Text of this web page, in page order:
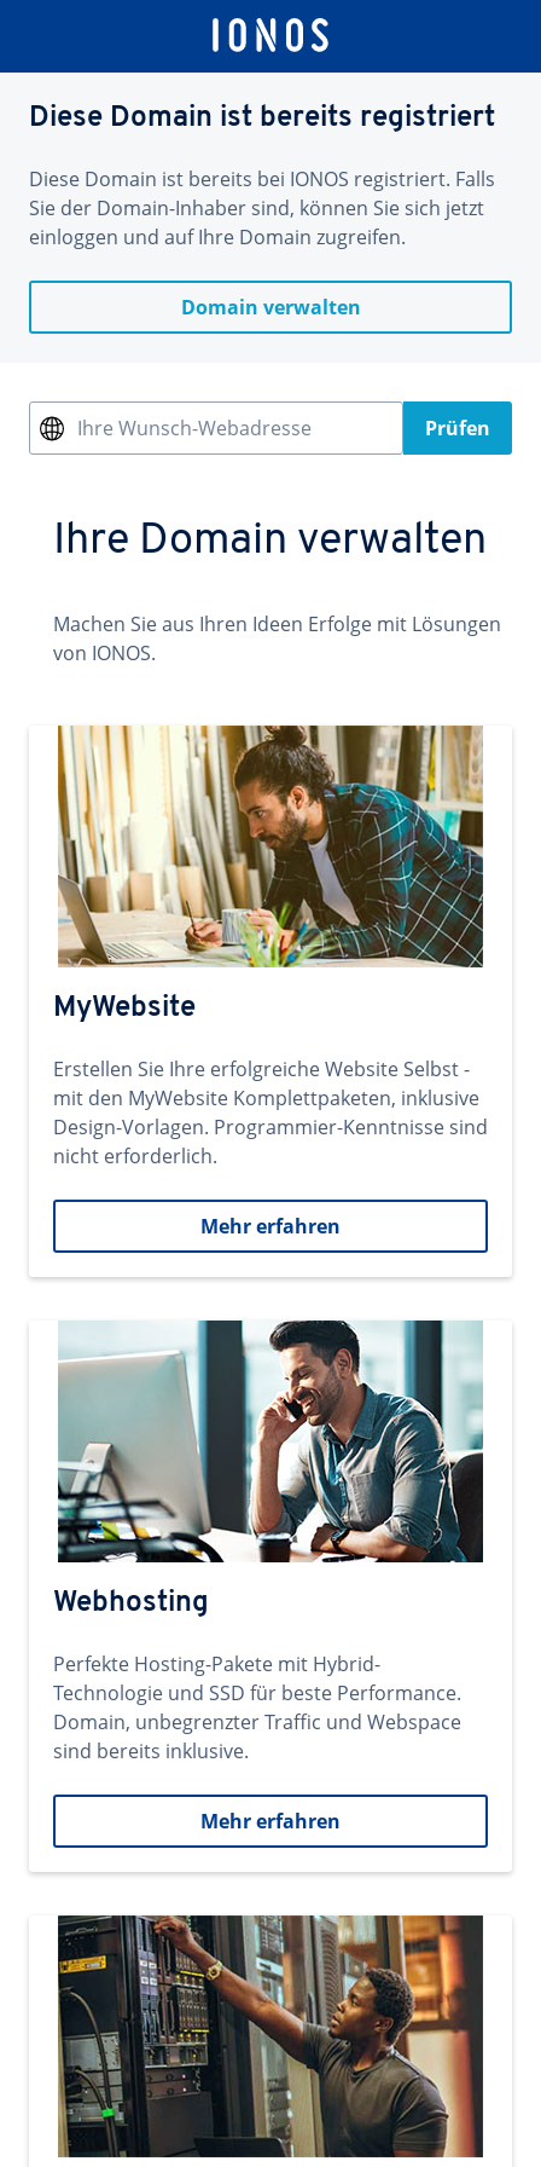
Diese Domain ist bereits registriert
Diese Domain ist bereits bei IONOS registriert. Falls
Sie der Domain-Inhaber sind, können Sie sich jetzt
einloggen und auf Ihre Domain zugreifen.
Domain verwalten
Ihre Wunsch-Webadresse Prüfen
Ihre Domain verwalten
Machen Sie aus Ihren Ideen Erfolge mit Lösungen
von IONOS.
MyWebsite
Erstellen Sie Ihre erfolgreiche Website Selbst -
mit den MyWebsite Komplettpaketen, inklusive
Design-Vorlagen. Programmier-Kenntnisse sind
nicht erforderlich.
Mehr erfahren
Webhosting
Perfekte Hosting-Pakete mit Hybrid-
Technologie und SSD für beste Performance.
Domain, unbegrenzter Traffic und Webspace
sind bereits inklusive.
Mehr erfahren